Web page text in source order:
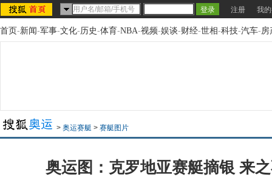
注册 我
首页-新闻-军事-文化-历史-体育-NBA-视频-娱谈-财经-世相-科技-汽车-房
> 奥运赛艇 > 赛艇图片
奥运图：克罗地亚赛艇摘银 来